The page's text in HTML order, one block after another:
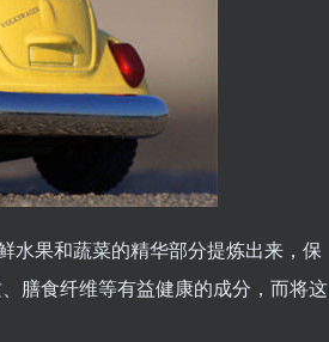
水果和蔬菜的精华部分提炼出来，保
膳食纤维等有益健康的成分，而将这